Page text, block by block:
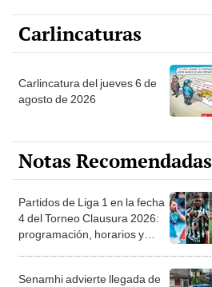
1.000 vistas
Carlincaturas
Carlincatura del jueves 6 de
agosto de 2026
Notas Recomendadas
Partidos de Liga 1 en la fecha
4 del Torneo Clausura 2026:
programación, horarios y
Senamhi advierte llegada de